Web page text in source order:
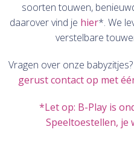
soorten touwen,
daarover vind je hier*. We
verstelbare
Vragen over onze babyzitjes?
gerust contact op met
*Let op: B-Play is
Speeltoestellen,